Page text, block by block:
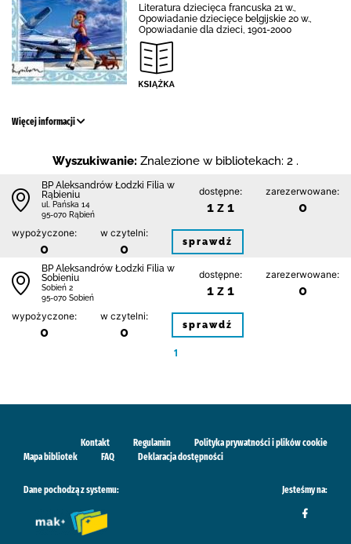
Literatura dziecięca francuska 21 w.,
Opowiadanie dziecięce belgijskie 20 w.,
Opowiadanie dla dzieci, 1901-2000
Więcej informacji
Wyszukiwanie: Znalezione w bibliotekach: 2 .
BP Aleksandrów Łodzki Filia w
Rąbieniu
ul. Pańska 14
95-070 Rąbień
dostępne:
1 z 1
zarezerwowane:
0
wypożyczone:
0
w czytelni:
0 sprawdź
BP Aleksandrów Łodzki Filia w
Sobieniu
Sobień 2
95-070 Sobień
dostępne:
1 z 1
zarezerwowane:
0
wypożyczone:
0
w czytelni:
0 sprawdź
1
Kontakt Regulamin
Polityka prywatności i plików cookie
Mapa bibliotek
FAQ Deklaracja dostępności
Dane pochodzą z systemu: Jesteśmy na: